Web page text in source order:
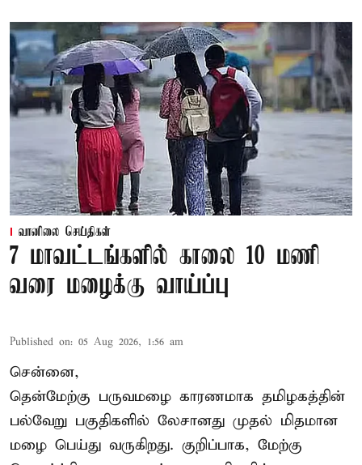
வானிலை செய்திகள்
7 மாவட்டங்களில் காலை 10 மணி
வரை மழைக்கு வாய்ப்பு
Published on: 05 Aug 2026, 1:56 am
சென்னை,
தென்மேற்கு பருவமழை காரணமாக தமிழகத்தின்
பல்வேறு பகுதிகளில் லேசானது முதல் மிதமான
மழை பெய்து வருகிறது. குறிப்பாக, மேற்கு